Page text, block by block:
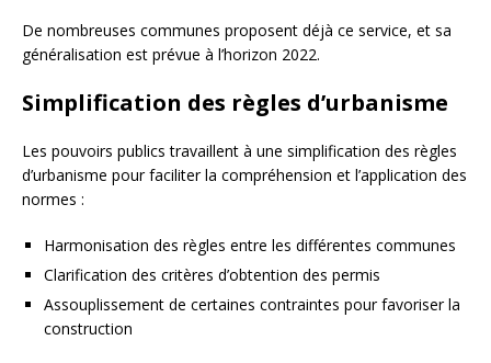
De nombreuses communes proposent déjà ce service, et sa
généralisation est prévue à l’horizon 2022.
Simplification des règles d’urbanisme
Les pouvoirs publics travaillent à une simplification des règles
d’urbanisme pour faciliter la compréhension et l’application des
normes :
Harmonisation des règles entre les différentes communes
Clarification des critères d’obtention des permis
Assouplissement de certaines contraintes pour favoriser la
construction